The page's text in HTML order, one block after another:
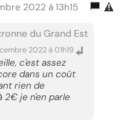
2022 à 13h15
du Grand Est
2022 à 01h19
c'est assez
dans un coût
rien de
2€ je n'en parle